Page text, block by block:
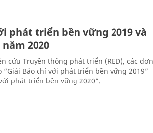
phát triển bền vững 2019 và
2020
cứu Truyền thông phát triển (RED), các đơn
Báo chí với phát triển bền vững 2019”
phát triển bền vững 2020”.